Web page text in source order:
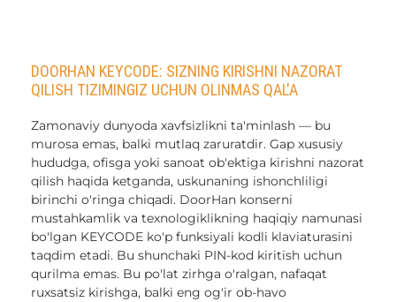
DOORHAN KEYCODE: SIZNING KIRISHNI NAZORAT
QILISH TIZIMINGIZ UCHUN OLINMAS QAL'A
Zamonaviy dunyoda xavfsizlikni ta'minlash — bu
murosa emas, balki mutlaq zaruratdir. Gap xususiy
hududga, ofisga yoki sanoat ob'ektiga kirishni nazorat
qilish haqida ketganda, uskunaning ishonchliligi
birinchi o'ringa chiqadi. DoorHan konserni
mustahkamlik va texnologiklikning haqiqiy namunasi
bo'lgan KEYCODE ko'p funksiyali kodli klaviaturasini
taqdim etadi. Bu shunchaki PIN-kod kiritish uchun
qurilma emas. Bu po'lat zirhga o'ralgan, nafaqat
ruxsatsiz kirishga, balki eng og'ir ob-havo